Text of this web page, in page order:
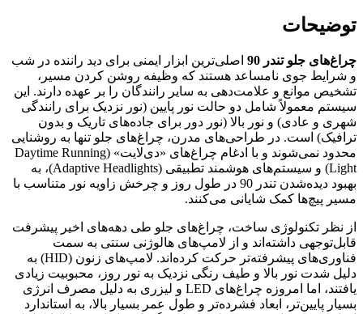
توضیحات
چراغ‌های جلو تندر 90
اصلی‌ترین ابزار ایمنی برای دید راننده در شب
و شرایط جوی نامساعد هستند که وظیفه روشن کردن مسیر،
تشخیص موانع و علامت‌دهی به سایر رانندگان را بر عهده دارند. این
سیستم معمولاً شامل دو حالت نور پایین (نور نزدیک برای رانندگی
شهری و عادی) و نور بالا (نور دور برای جاده‌های تاریک و بدون
ترافیک) است. در طراحی‌های مدرن، چراغ‌های جلو تنها به روشنایی
محدود نمی‌شوند و با ادغام چراغ‌های «دی‌لایت» (Daytime Running
Light) و سیستم‌های هوشمند تطبیقی (Adaptive Headlights)، به
بهبود دیده‌شدن تندر 90 در طول روز و چرخش زاویه نور متناسب با
مسیر پیچ‌ها کمک شایانی می‌کنند.
از نظر تکنولوژی ساخت، چراغ‌های جلو طی دهه‌های اخیر پیشرفت
قابل‌توجهی داشته‌اند و از لامپ‌های هالوژنی سنتی به سمت
فناوری‌های پیشرفته‌تر حرکت کرده‌اند. لامپ‌های زنون (HID) به
دلیل شدت نور بالا و طیف رنگی نزدیک به نور روز، محبوبیت زیادی
یافتند، اما امروزه چراغ‌های LED و لیزری به دلیل مصرف انرژی
بسیار پایین‌تر، ابعاد فشرده‌تر و طول عمر بسیار بالا، به استاندارد